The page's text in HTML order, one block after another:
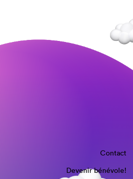
Contact
Devenir bénévole!